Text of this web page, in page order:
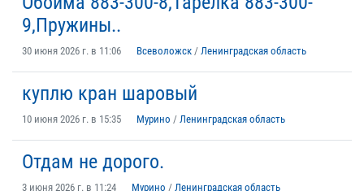
9,Пружины..
30 июня 2026 г. в 11:06 Всеволожск / Ленинградская область
куплю кран шаровый
10 июня 2026 г. в 15:35 Мурино / Ленинградская область
Отдам не дорого.
3 июня 2026 г. в 11:24 Мурино / Ленинградская область